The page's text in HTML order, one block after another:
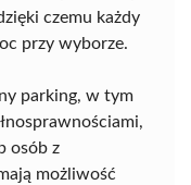
czemu każdy
przy wyborze.
parking, w tym
osób z
możliwość